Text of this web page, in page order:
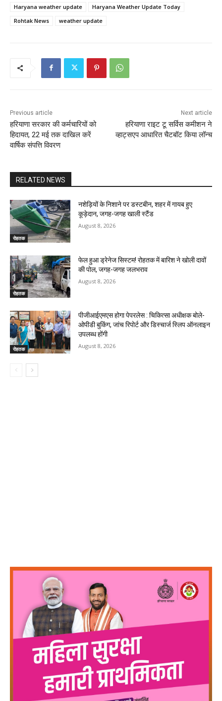
Haryana weather update
Haryana Weather Update Today
Rohtak News
weather update
Previous article
हरियाणा सरकार की कर्मचारियों को
हिदायत, 22 मई तक दाखिल करें
वार्षिक संपत्ति विवरण
Next article
हरियाणा राइट टू सर्विस कमीशन ने
व्हाट्सएप आधारित चैटबॉट किया लॉन्च
RELATED NEWS
रोहतक
नशेड़ियों के निशाने पर डस्टबीन, शहर में गायब हुए
कूड़ेदान, जगह-जगह खाली स्टैंड
August 8, 2026
रोहतक
फेल हुआ ड्रेनेज सिस्टम! रोहतक में बारिश ने खोली दावों
की पोल, जगह-जगह जलभराव
August 8, 2026
रोहतक
पीजीआईएमएस होगा पेपरलेस : चिकित्सा अधीक्षक बोले-
ओपीडी बुकिंग, जांच रिपोर्ट और डिस्चार्ज स्लिप ऑनलाइन
उपलब्ध होंगी
August 8, 2026